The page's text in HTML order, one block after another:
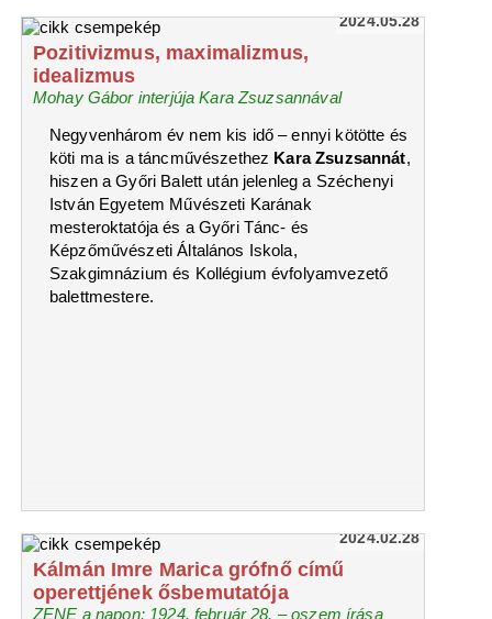
2024.05.28
Pozitivizmus, maximalizmus,
idealizmus
Mohay Gábor interjúja Kara Zsuzsannával
Negyvenhárom év nem kis idő – ennyi kötötte és
köti ma is a táncművészethez Kara Zsuzsannát,
hiszen a Győri Balett után jelenleg a Széchenyi
István Egyetem Művészeti Karának
mesteroktatója és a Győri Tánc- és
Képzőművészeti Általános Iskola,
Szakgimnázium és Kollégium évfolyamvezető
balettmestere.
2024.02.28
Kálmán Imre Marica grófnő című
operettjének ősbemutatója
ZENE a napon: 1924. február 28. ‒ oszem írása